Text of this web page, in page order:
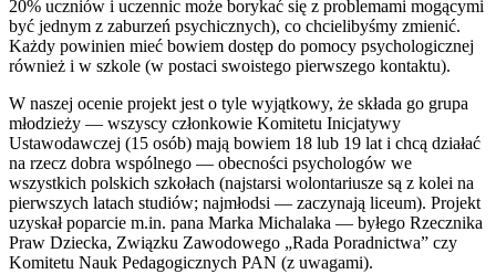
20% uczniów i uczennic może borykać się z problemami mogącymi
być jednym z zaburzeń psychicznych), co chcielibyśmy zmienić.
Każdy powinien mieć bowiem dostęp do pomocy psychologicznej
również i w szkole (w postaci swoistego pierwszego kontaktu).
W naszej ocenie projekt jest o tyle wyjątkowy, że składa go grupa
młodzieży — wszyscy członkowie Komitetu Inicjatywy
Ustawodawczej (15 osób) mają bowiem 18 lub 19 lat i chcą działać
na rzecz dobra wspólnego — obecności psychologów we
wszystkich polskich szkołach (najstarsi wolontariusze są z kolei na
pierwszych latach studiów; najmłodsi — zaczynają liceum). Projekt
uzyskał poparcie m.in. pana Marka Michalaka — byłego Rzecznika
Praw Dziecka, Związku Zawodowego „Rada Poradnictwa” czy
Komitetu Nauk Pedagogicznych PAN (z uwagami).